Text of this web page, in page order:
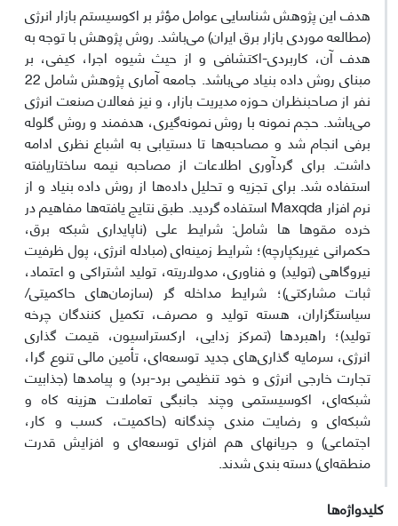
هدف این پژوهش شناسایی عوامل مؤثر بر اکوسیستم بازار انرژی
(مطالعه موردی بازار برق ایران) می‌باشد. روش پژوهش با توجه به
هدف آن، کاربردی-اکتشافی و از حیث شیوه اجرا، کیفی، بر
مبنای روش داده بنیاد می‌باشد. جامعه آماری پژوهش شامل 22
نفر از صـاحبنظـران حـوزه مدیریت بازار، و نیز فعالان صنعت انرژی
می‌باشد. حجم نمونه با روش نمونه‌گیری، هدفمند و روش گلوله
برفی انجام شد و مصاحبه‌ها تا دستیابی به اشباع نظری ادامه
داشت. برای گردآوری اطلاعات از مصاحبه نیمه‎ ساختاریافته
استفاده شد. برای تجزیه و تحلیل داده‌ها از روش داده بنیاد و از
نرم افزار Maxqda استفاده گردید. طبق نتایج یافته‌ها مفاهیم در
خرده مقوها ها شامل: شرایط علی (ناپایداری شبکه برق،
حکمرانی غیریکپارچه)؛ شرایط زمینه‌ای (مبادله انرژی، پول ظرفیت
نیروگاهی (تولید) و فناوری، مدولاریته، تولید اشتراکی و اعتماد،
ثبات مشارکتی)؛ شرایط مداخله گر (سازمان‌های حاکمیتی/
سیاستگزاران، هسته تولید و مصرف، تکمیل کنندگان چرخه
تولید)؛ راهبردها (تمرکز زدایی، ارکستراسیون، قیمت گذاری
انرژی، سرمایه گذاری‌های جدید توسعه‌ای، تأمین مالی تنوع گرا،
تجارت خارجی انرژی و خود تنظیمی برد-برد) و پیامدها (جذابیت
شبکه‌ای، اکوسیستمی وچند جانبگی تعاملات هزینه کاه و
شبکه‌ای و رضایت مندی چندگانه (حاکمیت، کسب و کار،
اجتماعی) و جریانهای هم افزای توسعه‌ای و افزایش قدرت
منطقه‌ای) دسته بندی شدند.
کلیدواژه‌ها